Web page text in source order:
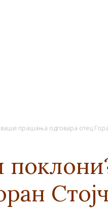
прашања одговара отец